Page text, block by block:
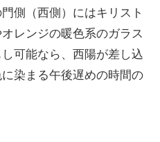
側（西側）にはキリスト
レンジの暖色系のガラス
可能なら、西陽が差し込
染まる午後遅めの時間の